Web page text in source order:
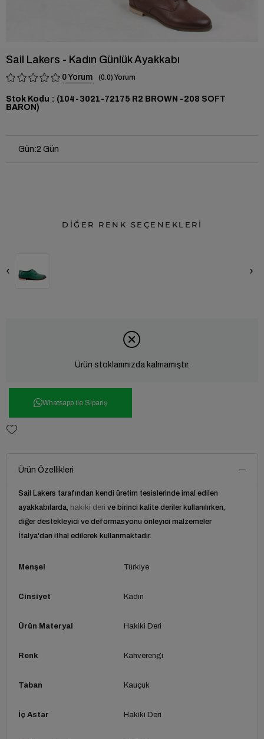
Sail Lakers - Kadın Günlük Ayakkabı
0 0.0
Stok Kodu
(104-3021-72175 R2 BROWN -208 SOFT
BARON)
Gün:2 Gün
DİĞER RENK SEÇENEKLERİ
‹ ›
Ürün stoklarımızda kalmamıştır.
Whatsapp ile Sipariş
Ürün Özellikleri
Sail Lakers tarafından kendi üretim tesislerinde imal edilen
ayakkabılarda, hakiki deri ve birinci kalite deriler kullanılırken,
diğer destekleyici ve deformasyonu önleyici malzemeler
İtalya'dan ithal edilerek kullanmaktadır.
Menşei Türkiye
Cinsiyet Kadın
Ürün Materyal Hakiki Deri
Renk Kahverengi
Taban Kauçuk
İç Astar Hakiki Deri